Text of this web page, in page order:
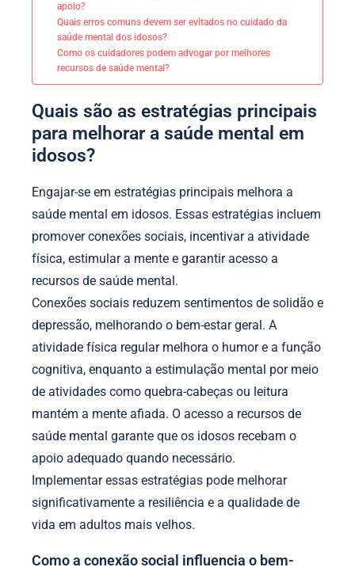
apoio?
Quais erros comuns devem ser evitados no cuidado da
saúde mental dos idosos?
Como os cuidadores podem advogar por melhores
recursos de saúde mental?
Quais são as estratégias principais
para melhorar a saúde mental em
idosos?
Engajar-se em estratégias principais melhora a
saúde mental em idosos. Essas estratégias incluem
promover conexões sociais, incentivar a atividade
física, estimular a mente e garantir acesso a
recursos de saúde mental.
Conexões sociais reduzem sentimentos de solidão e
depressão, melhorando o bem-estar geral. A
atividade física regular melhora o humor e a função
cognitiva, enquanto a estimulação mental por meio
de atividades como quebra-cabeças ou leitura
mantém a mente afiada. O acesso a recursos de
saúde mental garante que os idosos recebam o
apoio adequado quando necessário.
Implementar essas estratégias pode melhorar
significativamente a resiliência e a qualidade de
vida em adultos mais velhos.
Como a conexão social influencia o bem-